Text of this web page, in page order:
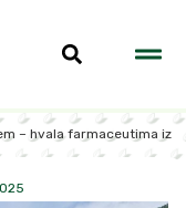
– hvala farmaceutima iz